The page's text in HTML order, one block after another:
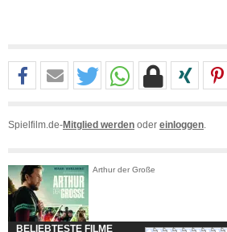
Spielfilm.de-Mitglied werden oder einloggen
Arthur der Große
BELIEBTESTE FILME